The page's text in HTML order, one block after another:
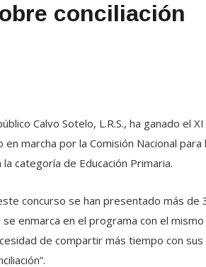
conciliación
Calvo Sotelo, L.R.S., ha ganado el
en marcha por la Comisión Nacional
categoría de Educación Primaria.
concurso se han presentado más de
se enmarca en el programa con el
de compartir más tiempo con